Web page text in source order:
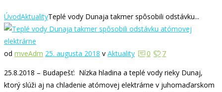
ÚvodAktualityTeplé vody Dunaja takmer spôsobili odstávku...
od mveAdm 25. augusta 2018 v Aktuality 0 7
25.8.2018 – Budapešť: Nízka hladina a teplé vody rieky Dunaj,
ktorý slúži aj na chladenie atómovej elektrárne v juhomaďarskom